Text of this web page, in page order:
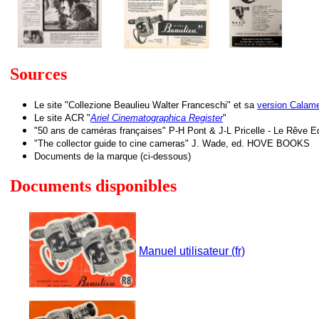
Sources
Le site "Collezione Beaulieu Walter Franceschi" et sa version
Le site ACR "Ariel Cinematographica Register"
"50 ans de caméras françaises" P-H Pont & J-L Pricelle - Le Rêve
"The collector guide to cine cameras" J. Wade, ed. HOVE BOOKS
Documents de la marque (ci-dessous)
Documents disponibles
Manuel utilisateur (fr)